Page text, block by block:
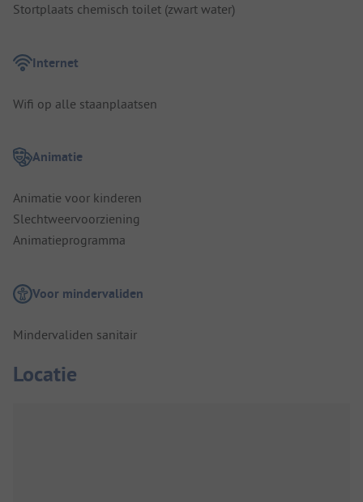
Stortplaats chemisch toilet (zwart water)
Internet
Wifi op alle staanplaatsen
Animatie
Animatie voor kinderen
Slechtweervoorziening
Animatieprogramma
Voor mindervaliden
Mindervaliden sanitair
Locatie